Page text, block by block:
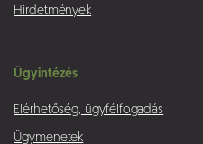
Hirdetmények
Ügyintézés
Elérhetőség, ügyfélfogadás
Ügymenetek